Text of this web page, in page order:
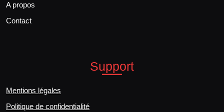
A propos
Contact
Support
Mentions légales
Politique de confidentialité